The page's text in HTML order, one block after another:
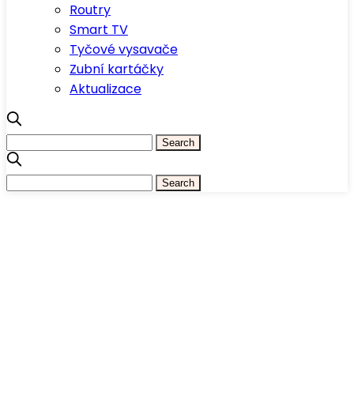
Routry
Smart TV
Tyčové vysavače
Zubní kartáčky
Aktualizace